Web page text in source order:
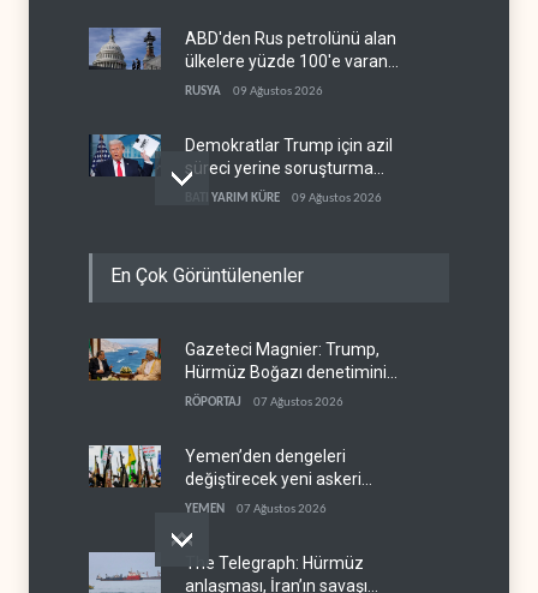
ABD'den Rus petrolünü alan
ülkelere yüzde 100'e varan
gümrük vergisi
RUSYA 09 Ağustos 2026
Demokratlar Trump için azil
süreci yerine soruşturma
hazırlıyor
BATI YARIM KÜRE 09 Ağustos 2026
Afrika'daki petrol
Pentagon silah şirketlerine
21 gün süre verdi
BATI YARIM KÜRE
En Çok Görüntülenenler
Gazeteci Magnier: Trump,
Hürmüz Boğazı denetimini
doğrudan İran ve Umman'a
RÖPORTAJ 07 Ağustos 2026
Yemen’den dengeleri
değiştirecek yeni askeri
denklem
YEMEN 07 Ağustos 2026
The Telegraph: Hürmüz
anlaşması, İran’ın savaşı